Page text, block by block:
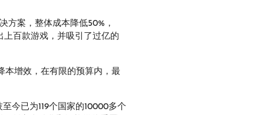
方案，整体成本降低50%，
百款游戏，并吸引了过亿的
本增效，在有限的预算内，最
今已为119个国家的10000多个